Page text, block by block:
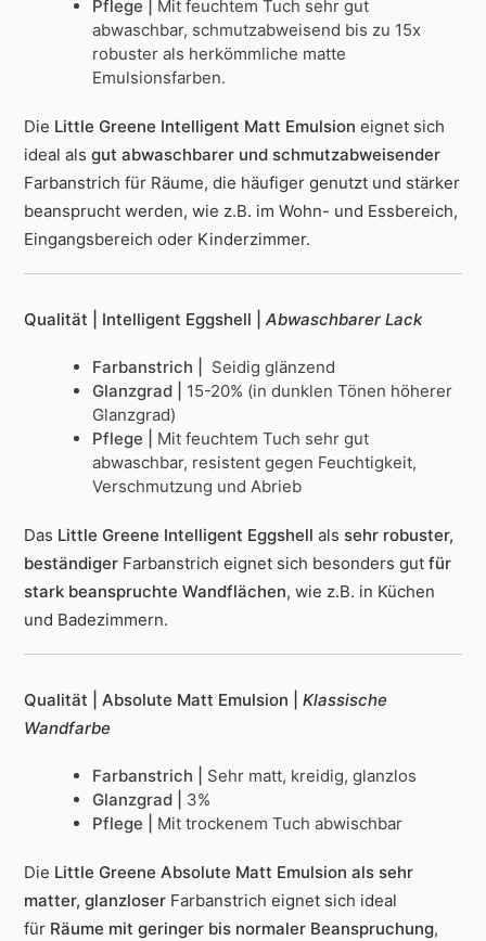
Pflege |
Mit feuchtem Tuch sehr gut
abwaschbar, schmutzabweisend bis zu 15x
robuster als herkömmliche matte
Emulsionsfarben.
Die Little Greene Intelligent Matt Emulsion eignet sich
ideal als gut abwaschbarer und schmutzabweisender
Farbanstrich für Räume, die häufiger genutzt und stärker
beansprucht werden, wie z.B. im Wohn- und Essbereich,
Eingangsbereich oder Kinderzimmer.
Qualität | Intelligent Eggshell | Abwaschbarer Lack
Farbanstrich | Seidig glänzend
Glanzgrad |
15-20% (in dunklen Tönen höherer
Glanzgrad)
Pflege |
Mit feuchtem Tuch sehr gut
abwaschbar, resistent gegen Feuchtigkeit,
Verschmutzung und Abrieb
Das Little Greene Intelligent Eggshell als sehr robuster,
beständiger Farbanstrich eignet sich besonders gut für
stark beanspruchte Wandflächen, wie z.B. in Küchen
und Badezimmern.
Qualität | Absolute Matt Emulsion | Klassische
Wandfarbe
Farbanstrich | Sehr matt, kreidig, glanzlos
Glanzgrad | 3%
Pflege | Mit trockenem Tuch abwischbar
Die Little Greene Absolute Matt Emulsion als sehr
matter, glanzloser Farbanstrich eignet sich ideal
für Räume mit geringer bis normaler Beanspruchung,